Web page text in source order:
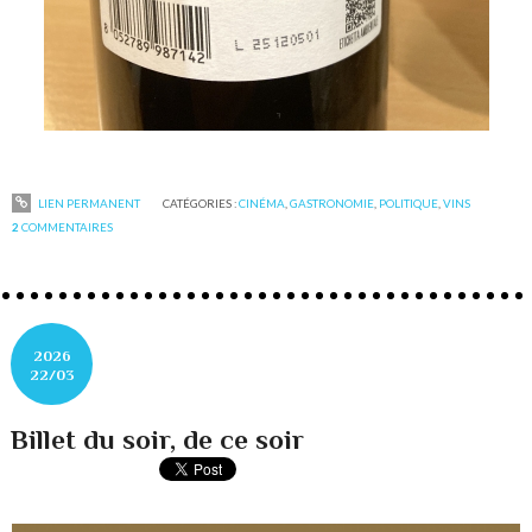
LIEN PERMANENT CATÉGORIES :CINÉMA GASTRONOMIE, POLITIQUE, VINS
2 COMMENTAIRES
2026
22/03
Billet du soir, de ce soir